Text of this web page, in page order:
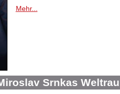
Mehr...
Srnkas